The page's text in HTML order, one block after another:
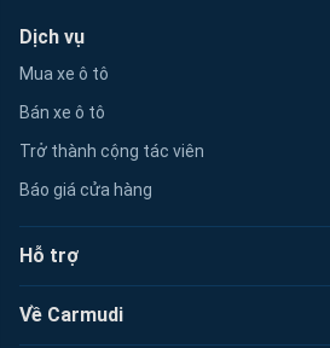
Dịch vụ
Mua xe ô tô
Bán xe ô tô
Trở thành cộng tác viên
Báo giá cửa hàng
Hỗ trợ
Về Carmudi